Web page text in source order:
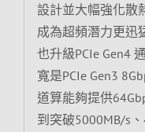
設計並大幅強化散
成為超頻潛力更迅
也升級PCIe Gen4
寬是PCIe Gen3
道算能夠提供
到突破5000MB/s